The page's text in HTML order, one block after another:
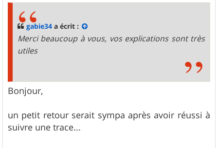
gabie34 a écrit :
Merci beaucoup à vous, vos explications sont très
utiles
Bonjour,
un petit retour serait sympa après avoir réussi à
suivre une trace...